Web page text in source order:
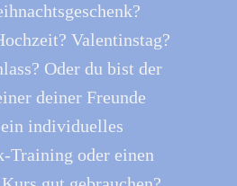
Valentinstag?
Oder du bist der
deiner Freunde
individuelles
Training oder einen